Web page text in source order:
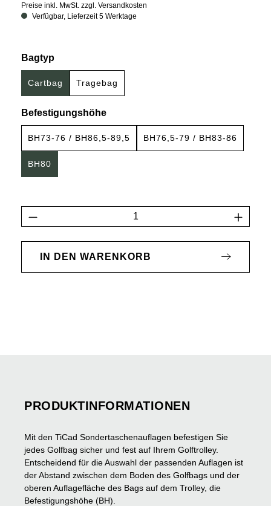
Preise inkl. MwSt. zzgl. Versandkosten
Verfügbar, Lieferzeit 5 Werktage
Bagtypauswählen
Cartbag Tragebag
Befestigungshöheauswählen
BH73-76 / BH86,5-89,5 BH76,5-79 / BH83-86
BH80
Produkt Anzahl: Gib den gewünschten
IN DEN WARENKORB
PRODUKTINFORMATIONEN
Mit den TiCad Sondertaschenauflagen befestigen Sie
jedes Golfbag sicher und fest auf Ihrem Golftrolley.
Entscheidend für die Auswahl der passenden Auflagen ist
der Abstand zwischen dem Boden des Golfbags und der
oberen Auflagefläche des Bags auf dem Trolley, die
Befestigungshöhe (BH).